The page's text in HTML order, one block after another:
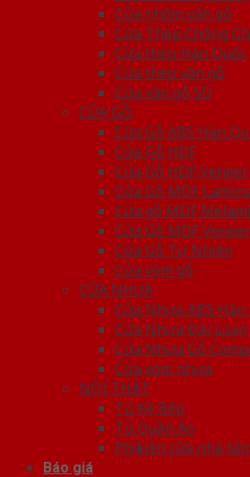
Cửa nhôm vân gỗ
Cửa Thép Chống
Cửa thép Hàn Quốc
Cửa thép vân gỗ
Cửa vân gỗ 5D
CỬA GỖ
Cửa Gỗ ABS Hàn
Cửa Gỗ HDF
Cửa Gỗ HDF Veneer
Cửa Gỗ MDF
Cửa gỗ MDF
Cửa Gỗ MDF Veneer
Cửa Gỗ Tự Nhiên
Cửa vòm gỗ
CỬA NHỰA
Cửa Nhựa ABS Hàn
Cửa Nhựa Đài Loan
Cửa Nhựa Gỗ
Cửa vòm nhựa
NỘI THẤT
Tủ Kệ Bếp
Tủ Quần Áo
Phụ kiện cửa nhà
Báo giá